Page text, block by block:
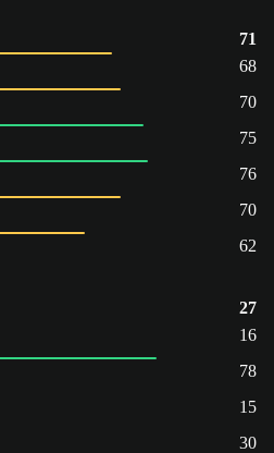
71
68
70
75
76
70
62
27
16
78
15
30